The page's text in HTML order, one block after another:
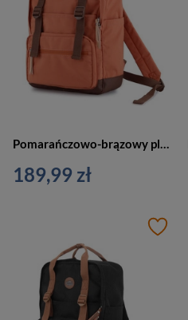
Pomarańczowo-brązowy plecak miejski zamykany suwakami - Himawari
189,99 zł